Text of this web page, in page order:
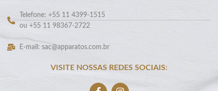
Telefone: +55 11 4399-1515
ou +55 11 98367-2722
E-mail: sac@apparatos.com.br
VISITE NOSSAS REDES SOCIAIS: